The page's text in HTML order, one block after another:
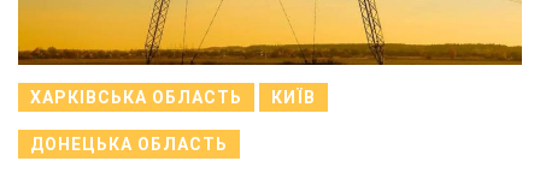
ХАРКІВСЬКА ОБЛАСТЬ КИЇВ
ДОНЕЦЬКА ОБЛАСТЬ